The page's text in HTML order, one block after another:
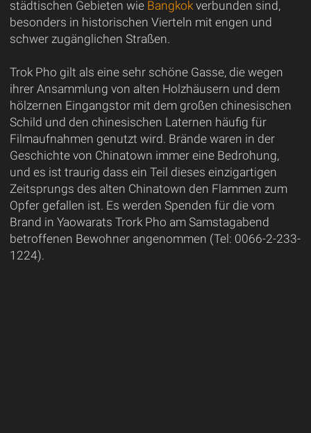
städtischen Gebieten wie Bangkokverbunden sind,
besonders in historischen Vierteln mit engen und
schwer zugänglichen Straßen.
Trok Pho gilt als eine sehr schöne Gasse, die wegen
ihrer Ansammlung von alten Holzhäusern und dem
hölzernen Eingangstor mit dem großen chinesischen
Schild und den chinesischen Laternen häufig für
Filmaufnahmen genutzt wird. Brände waren in der
Geschichte von Chinatown immer eine Bedrohung,
und es ist traurig dass ein Teil dieses einzigartigen
Zeitsprungs des alten Chinatown den Flammen zum
Opfer gefallen ist. Es werden Spenden für die vom
Brand in Yaowarats Trork Pho am Samstagabend
betroffenen Bewohner angenommen (Tel: 0066-2-233-
1224).